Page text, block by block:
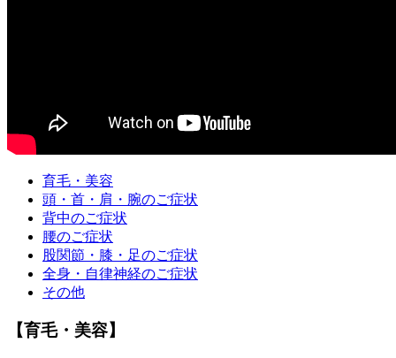
育毛・美容
頭・首・肩・腕のご症状
背中のご症状
腰のご症状
股関節・膝・足のご症状
全身・自律神経のご症状
その他
【育毛・美容】